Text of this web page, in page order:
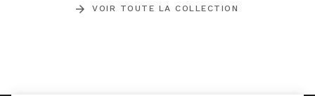
arrow_forward VOIR TOUTE LA COLLECTION